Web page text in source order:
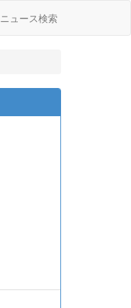
ニュース検索